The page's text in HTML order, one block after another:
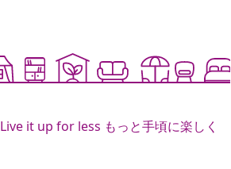
Live it up for less もっと手頃に楽しく